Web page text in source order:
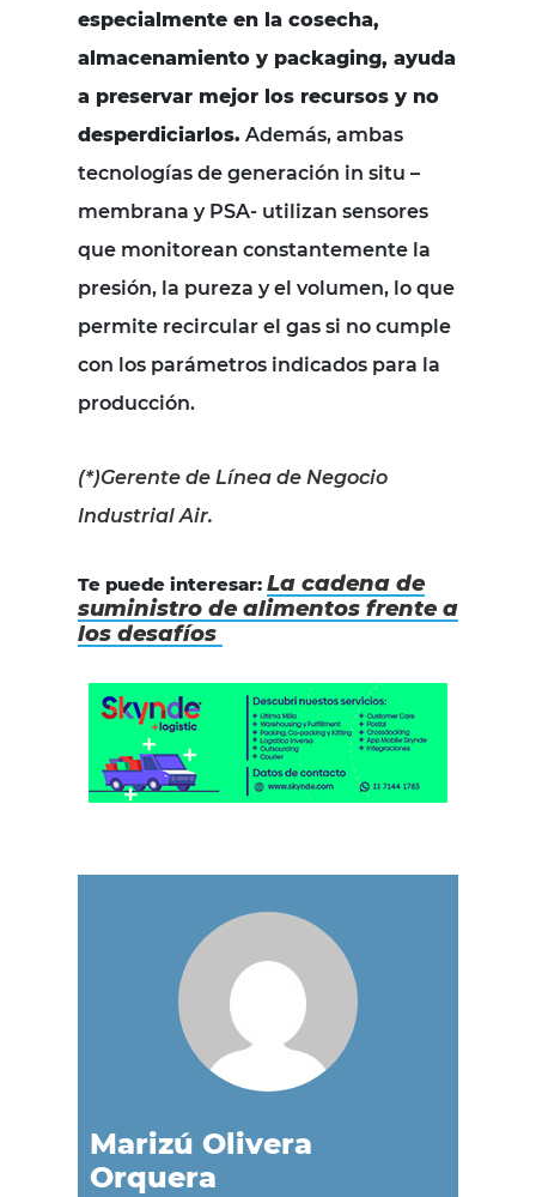
especialmente en la cosecha,
almacenamiento y packaging, ayuda
a preservar mejor los recursos y no
desperdiciarlos. Además, ambas
tecnologías de generación in situ –
membrana y PSA- utilizan sensores
que monitorean constantemente la
presión, la pureza y el volumen, lo que
permite recircular el gas si no cumple
con los parámetros indicados para la
producción.
(*)Gerente de Línea de Negocio
Industrial Air.
Te puede interesar: La cadena de
suministro de alimentos frente a
los desafíos
Marizú Olivera
Orquera